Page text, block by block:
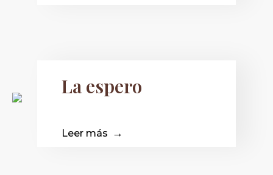
La espero
Leer más